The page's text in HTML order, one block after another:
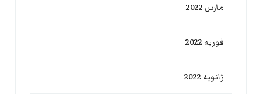
مارس 2022
فوریه 2022
ژانویه 2022